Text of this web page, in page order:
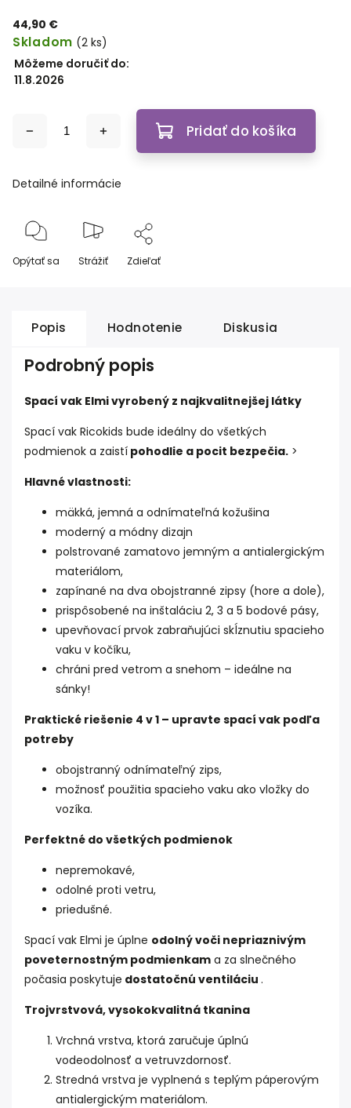
44,90 €
Skladom (2 ks)
Môžeme doručiť do:
11.8.2026
Pridať do košíka
Detailné informácie
Opýtať sa Strážiť Zdieľať
Popis Hodnotenie Diskusia
Podrobný popis
Spací vak Elmi vyrobený z najkvalitnejšej látky
Spací vak Ricokids bude ideálny do všetkých
podmienok a zaistí pohodlie a pocit bezpečia. >
Hlavné vlastnosti:
mäkká, jemná a odnímateľná kožušina
moderný a módny dizajn
polstrované zamatovo jemným a antialergickým
materiálom,
zapínané na dva obojstranné zipsy (hore a dole),
prispôsobené na inštaláciu 2, 3 a 5 bodové pásy,
upevňovací prvok zabraňujúci skĺznutiu spacieho
vaku v kočíku,
chráni pred vetrom a snehom – ideálne na
sánky!
Praktické riešenie 4 v 1 – upravte spací vak podľa
potreby
obojstranný odnímateľný zips,
možnosť použitia spacieho vaku ako vložky do
vozíka.
Perfektné do všetkých podmienok
nepremokavé,
odolné proti vetru,
priedušné.
Spací vak Elmi je úplne odolný voči nepriaznivým
poveternostným podmienkam a za slnečného
počasia poskytuje dostatočnú ventiláciu .
Trojvrstvová, vysokokvalitná tkanina
Vrchná vrstva, ktorá zaručuje úplnú
vodeodolnosť a vetruvzdornosť.
Stredná vrstva je vyplnená s teplým páperovým
antialergickým materiálom.